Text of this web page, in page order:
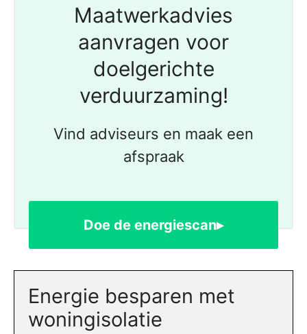
Maatwerkadvies
aanvragen voor
doelgerichte
verduurzaming!
Vind adviseurs en maak een
afspraak
Doe de energiescan▸
Energie besparen met
woningisolatie